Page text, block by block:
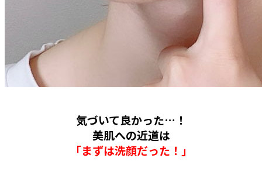
気づいて良かった…！
美肌への近道は
「まずは洗顔だった！」